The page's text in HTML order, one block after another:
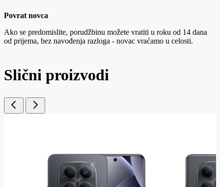
Povrat novca
Ako se predomislite, porudžbinu možete vratiti u roku od 14 dana
od prijema, bez navođenja razloga - novac vraćamo u celosti.
Slični proizvodi